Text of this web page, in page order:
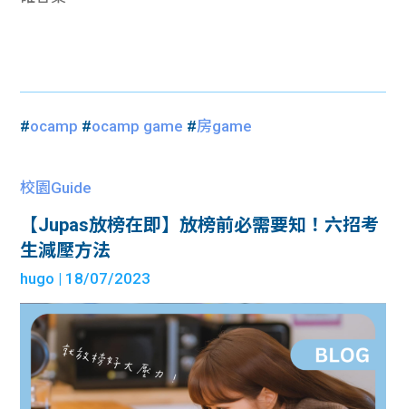
#ocamp #ocamp game #房game
校園Guide
【Jupas放榜在即】放榜前必需要知！六招考
生減壓方法
hugo | 18/07/2023